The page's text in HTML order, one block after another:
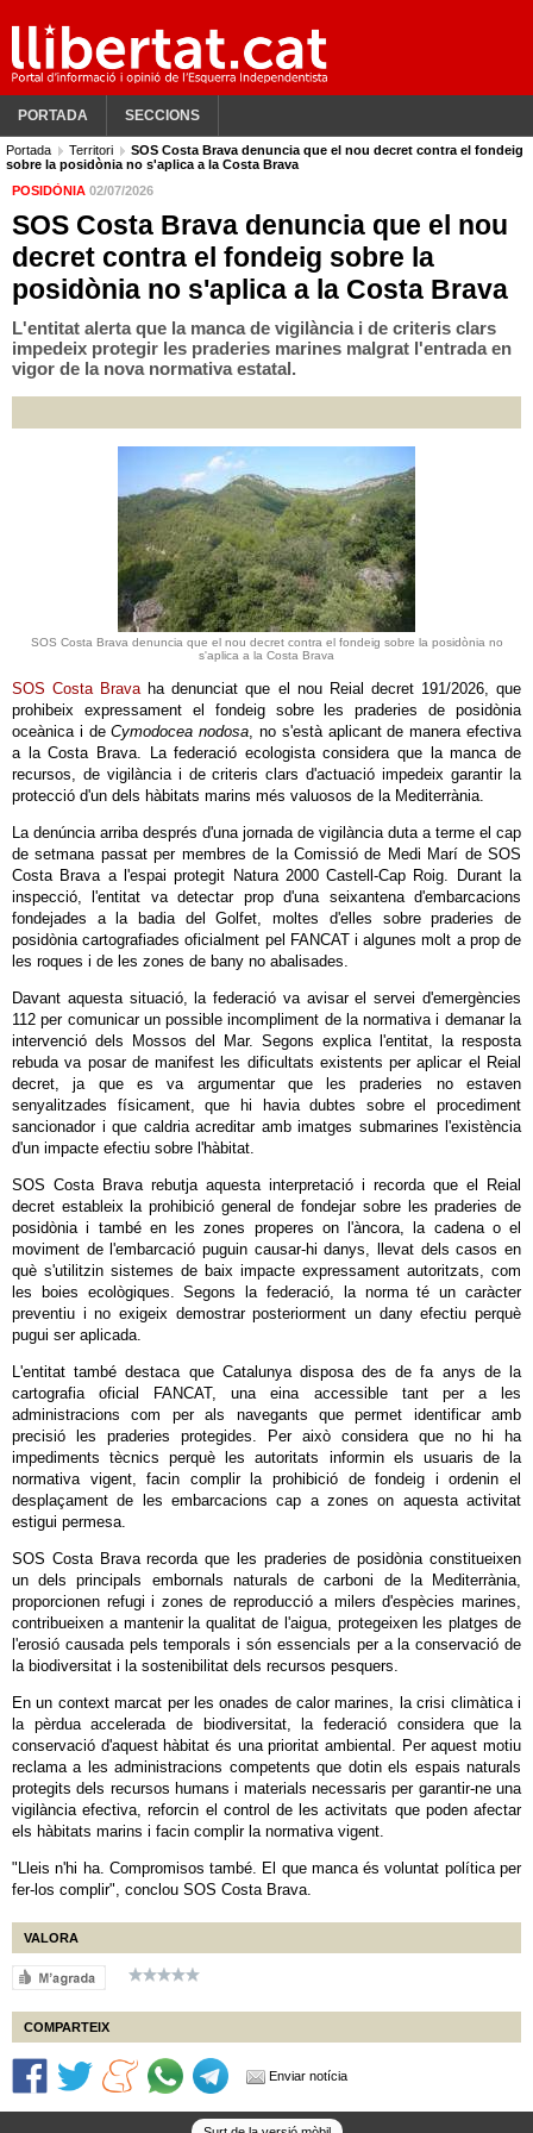
PORTADA SECCIONS
Portada Territori
SOS Costa Brava denuncia que el nou decret contra el fondeig
sobre la posidònia no s'aplica a la Costa Brava
POSIDÒNIA 02/07/2026
SOS Costa Brava denuncia que el nou
decret contra el fondeig sobre la
posidònia no s'aplica a la Costa Brava
L'entitat alerta que la manca de vigilància i de criteris clars
impedeix protegir les praderies marines malgrat l'entrada en
vigor de la nova normativa estatal.
SOS Costa Brava denuncia que el nou decret contra el fondeig sobre la posidònia no
s'aplica a la Costa Brava
SOS Costa Bravaha denunciat que el nou Reial decret 191/2026, que
prohibeix expressament el fondeig sobre les praderies de posidònia
oceànica i deCymodocea nodosa, no s'està aplicant de manera efectiva
a la Costa Brava. La federació ecologista considera que la manca de
recursos, de vigilància i de criteris clars d'actuació impedeix garantir la
protecció d'un dels hàbitats marins més valuosos de la Mediterrània.
La denúncia arriba després d'una jornada de vigilància duta a terme el cap
de setmana passat per membres de la Comissió de Medi Marí de SOS
Costa Brava a l'espai protegit Natura 2000 Castell-Cap Roig. Durant la
inspecció, l'entitat va detectar prop d'una seixantena d'embarcacions
fondejades a la badia del Golfet, moltes d'elles sobre praderies de
posidònia cartografiades oficialment pel FANCAT i algunes molt a prop de
les roques i de les zones de bany no abalisades.
Davant aquesta situació, la federació va avisar el servei d'emergències
112 per comunicar un possible incompliment de la normativa i demanar la
intervenció dels Mossos del Mar. Segons explica l'entitat, la resposta
rebuda va posar de manifest les dificultats existents per aplicar el Reial
decret, ja que es va argumentar que les praderies no estaven
senyalitzades físicament, que hi havia dubtes sobre el procediment
sancionador i que caldria acreditar amb imatges submarines l'existència
d'un impacte efectiu sobre l'hàbitat.
SOS Costa Brava rebutja aquesta interpretació i recorda que el Reial
decret estableix la prohibició general de fondejar sobre les praderies de
posidònia i també en les zones properes on l'àncora, la cadena o el
moviment de l'embarcació puguin causar-hi danys, llevat dels casos en
què s'utilitzin sistemes de baix impacte expressament autoritzats, com
les boies ecològiques. Segons la federació, la norma té un caràcter
preventiu i no exigeix demostrar posteriorment un dany efectiu perquè
pugui ser aplicada.
L'entitat també destaca que Catalunya disposa des de fa anys de la
cartografia oficial FANCAT, una eina accessible tant per a les
administracions com per als navegants que permet identificar amb
precisió les praderies protegides. Per això considera que no hi ha
impediments tècnics perquè les autoritats informin els usuaris de la
normativa vigent, facin complir la prohibició de fondeig i ordenin el
desplaçament de les embarcacions cap a zones on aquesta activitat
estigui permesa.
SOS Costa Brava recorda que les praderies de posidònia constitueixen
un dels principals embornals naturals de carboni de la Mediterrània,
proporcionen refugi i zones de reproducció a milers d'espècies marines,
contribueixen a mantenir la qualitat de l'aigua, protegeixen les platges de
l'erosió causada pels temporals i són essencials per a la conservació de
la biodiversitat i la sostenibilitat dels recursos pesquers.
En un context marcat per les onades de calor marines, la crisi climàtica i
la pèrdua accelerada de biodiversitat, la federació considera que la
conservació d'aquest hàbitat és una prioritat ambiental. Per aquest motiu
reclama a les administracions competents que dotin els espais naturals
protegits dels recursos humans i materials necessaris per garantir-ne una
vigilància efectiva, reforcin el control de les activitats que poden afectar
els hàbitats marins i facin complir la normativa vigent.
"Lleis n'hi ha. Compromisos també. El que manca és voluntat política per
fer-los complir", conclou SOS Costa Brava.
VALORA
COMPARTEIX
Enviar notícia